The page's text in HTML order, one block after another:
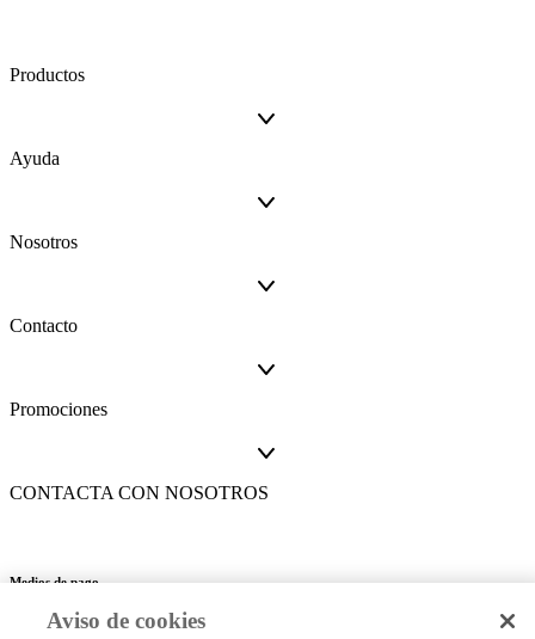
Productos
Ayuda
Nosotros
Contacto
Promociones
CONTACTA CON NOSOTROS
Medios de pago
Aviso de cookies